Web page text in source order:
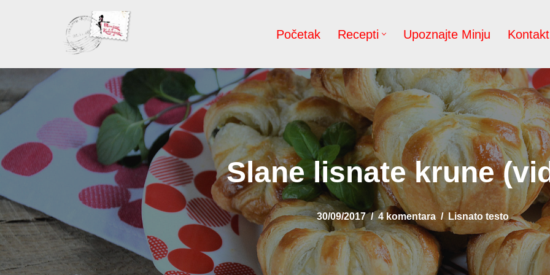
sadržaj
Početak Recepti Upoznajte Minju Kontakt
Slane lisnate krune
30/09/2017 4 komentara Lisnato testo